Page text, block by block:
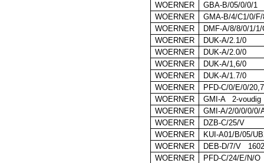
WOERNER
GBA-B/05/0/0/1
WOERNER
GMA-B/4/C1/0/
WOERNER
DMF-A/8/8/0/1/
WOERNER
DUK-A/2.1/0
WOERNER
DUK-A/2.0/0
WOERNER
DUK-A/1,6/0
WOERNER
DUK-A/1.7/0
WOERNER
PFD-C/0/E/0/
WOERNER
GMI-A 2-voudig
WOERNER
GMI-A/2/0/0/0/0/
WOERNER
DZB-C/25/V
WOERNER
KUI-A01/B/05/
WOERNER
DEB-D/7/V
WOERNER
PFD-C/24/E/N/O